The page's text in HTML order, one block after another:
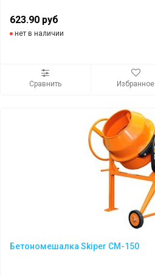
623.90 руб
нет в наличии
Сравнить Избранное
Бетономешалка Skiper CM-150